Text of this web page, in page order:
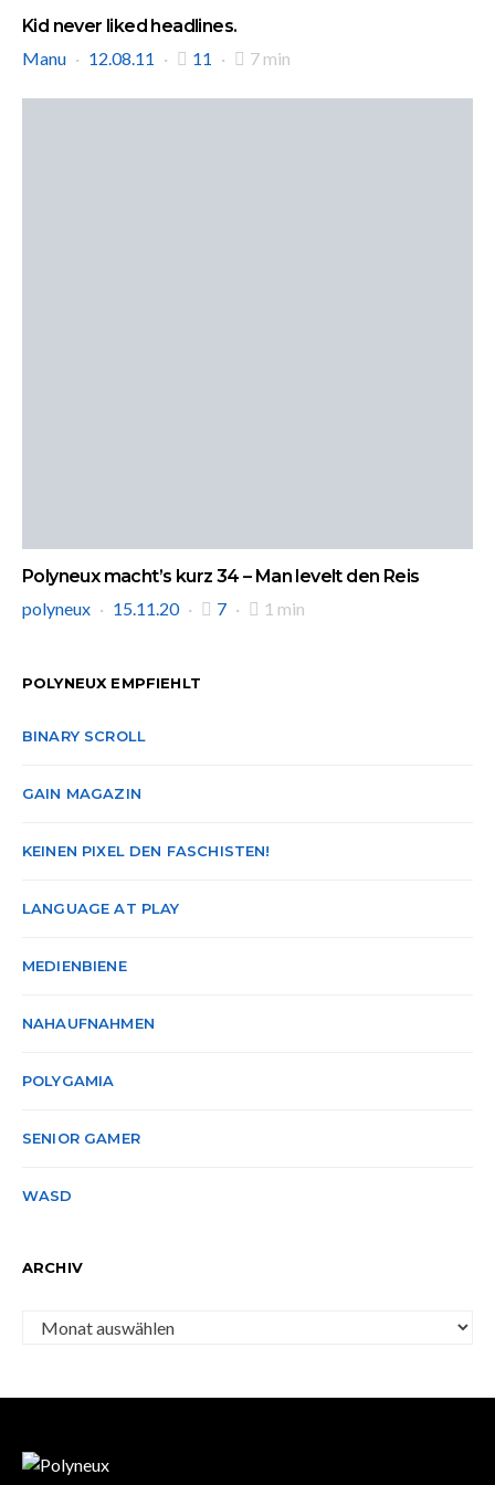
Kid never liked headlines.
Manu
12.08.11 11 7 min
Polyneux macht’s kurz 34 – Man levelt den Reis
polyneux
15.11.20 7 1 min
POLYNEUX EMPFIEHLT
BINARY SCROLL
GAIN MAGAZIN
KEINEN PIXEL DEN FASCHISTEN!
LANGUAGE AT PLAY
MEDIENBIENE
NAHAUFNAHMEN
POLYGAMIA
SENIOR GAMER
WASD
ARCHIV
Archiv